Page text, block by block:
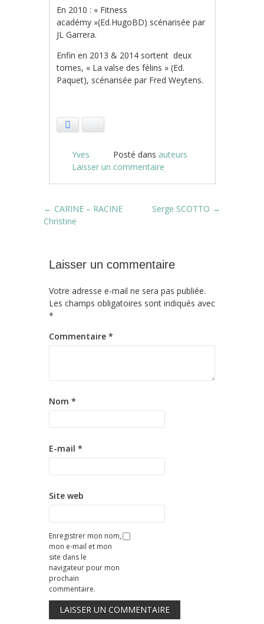
En 2010 : « Fitness
académy »(Ed.HugoBD) scénarisée par
JL Garrera.
Enfin en 2013 & 2014 sortent deux
tomes, « La valse des félins » (Ed.
Paquet), scénarisée par Fred Weytens.
Yves Posté dans auteurs
Laisser un commentaire
Post navigation
← CARINE – RACINE
Christine
Serge SCOTTO →
Laisser un commentaire
Votre adresse e-mail ne sera pas publiée.
Les champs obligatoires sont indiqués avec
*
Commentaire *
Nom *
E-mail *
Site web
Enregistrer mon nom,
mon e-mail et mon
site dans le
navigateur pour mon
prochain
commentaire.